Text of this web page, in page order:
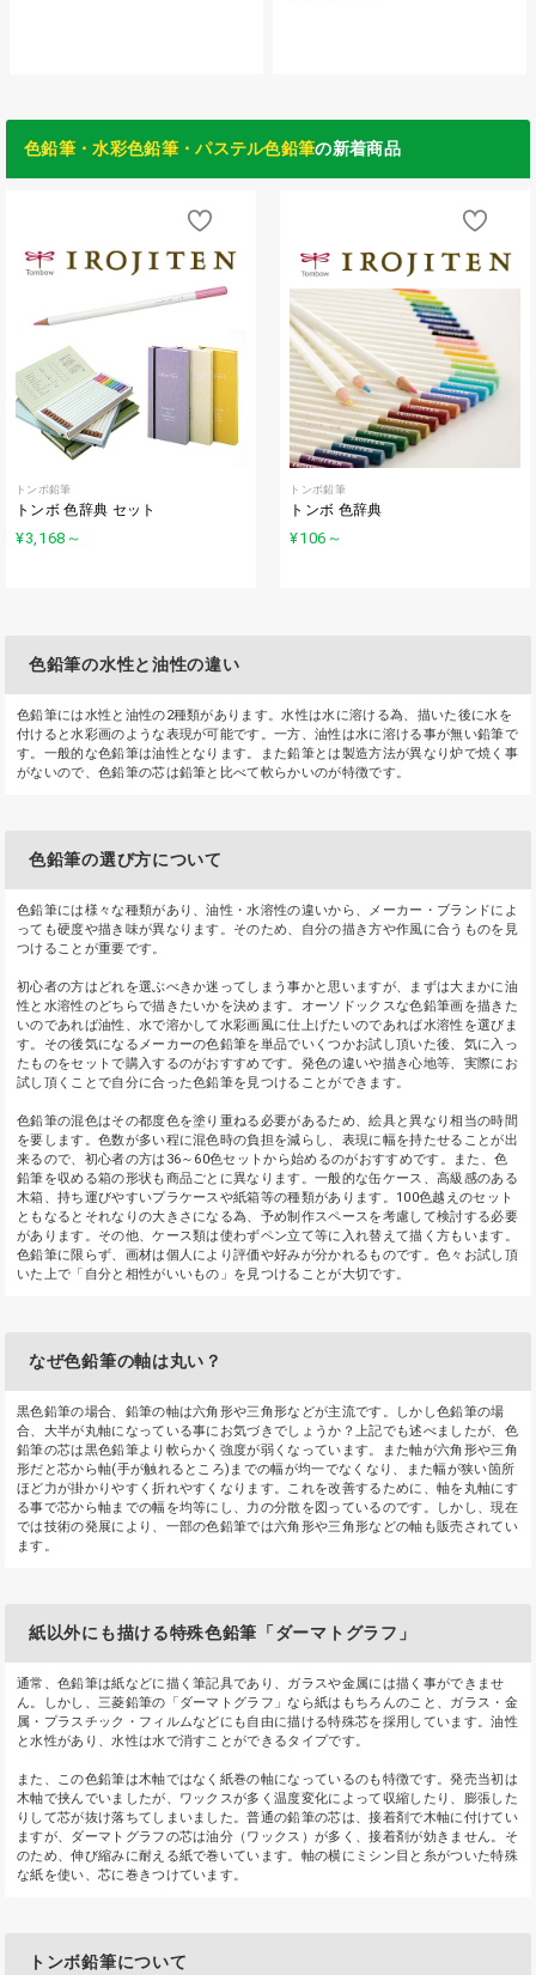
色鉛筆・水彩色鉛筆・パステル色鉛筆の新着商品
トンボ鉛筆
トンボ 色辞典 セット
¥3,168 ～
トンボ鉛筆
トンボ 色辞典
¥106 ～
色鉛筆の水性と油性の違い
色鉛筆には水性と油性の2種類があります。水性は水に溶ける為、描いた後に水を
付けると水彩画のような表現が可能です。一方、油性は水に溶ける事が無い鉛筆で
す。一般的な色鉛筆は油性となります。また鉛筆とは製造方法が異なり炉で焼く事
がないので、色鉛筆の芯は鉛筆と比べて軟らかいのが特徴です。
色鉛筆の選び方について
色鉛筆には様々な種類があり、油性・水溶性の違いから、メーカー・ブランドによ
っても硬度や描き味が異なります。そのため、自分の描き方や作風に合うものを見
つけることが重要です。
初心者の方はどれを選ぶべきか迷ってしまう事かと思いますが、まずは大まかに油
性と水溶性のどちらで描きたいかを決めます。オーソドックスな色鉛筆画を描きた
いのであれば油性、水で溶かして水彩画風に仕上げたいのであれば水溶性を選びま
す。その後気になるメーカーの色鉛筆を単品でいくつかお試し頂いた後、気に入っ
たものをセットで購入するのがおすすめです。発色の違いや描き心地等、実際にお
試し頂くことで自分に合った色鉛筆を見つけることができます。
色鉛筆の混色はその都度色を塗り重ねる必要があるため、絵具と異なり相当の時間
を要します。色数が多い程に混色時の負担を減らし、表現に幅を持たせることが出
来るので、初心者の方は36～60色セットから始めるのがおすすめです。また、色
鉛筆を収める箱の形状も商品ごとに異なります。一般的な缶ケース、高級感のある
木箱、持ち運びやすいプラケースや紙箱等の種類があります。100色越えのセット
ともなるとそれなりの大きさになる為、予め制作スペースを考慮して検討する必要
があります。その他、ケース類は使わずペン立て等に入れ替えて描く方もいます。
色鉛筆に限らず、画材は個人により評価や好みが分かれるものです。色々お試し頂
いた上で「自分と相性がいいもの」を見つけることが大切です。
なぜ色鉛筆の軸は丸い？
黒色鉛筆の場合、鉛筆の軸は六角形や三角形などが主流です。しかし色鉛筆の場
合、大半が丸軸になっている事にお気づきでしょうか？上記でも述べましたが、色
鉛筆の芯は黒色鉛筆より軟らかく強度が弱くなっています。また軸が六角形や三角
形だと芯から軸(手が触れるところ)までの幅が均一でなくなり、また幅が狭い箇所
ほど力が掛かりやすく折れやすくなります。これを改善するために、軸を丸軸にす
る事で芯から軸までの幅を均等にし、力の分散を図っているのです。しかし、現在
では技術の発展により、一部の色鉛筆では六角形や三角形などの軸も販売されてい
ます。
紙以外にも描ける特殊色鉛筆「ダーマトグラフ」
通常、色鉛筆は紙などに描く筆記具であり、ガラスや金属には描く事ができませ
ん。しかし、三菱鉛筆の「ダーマトグラフ」なら紙はもちろんのこと、ガラス・金
属・プラスチック・フィルムなどにも自由に描ける特殊芯を採用しています。油性
と水性があり、水性は水で消すことができるタイプです。
また、この色鉛筆は木軸ではなく紙巻の軸になっているのも特徴です。発売当初は
木軸で挟んでいましたが、ワックスが多く温度変化によって収縮したり、膨張した
りして芯が抜け落ちてしまいました。普通の鉛筆の芯は、接着剤で木軸に付けてい
ますが、ダーマトグラフの芯は油分（ワックス）が多く、接着剤が効きません。そ
のため、伸び縮みに耐える紙で巻いています。軸の横にミシン目と糸がついた特殊
な紙を使い、芯に巻きつけています。
トンボ鉛筆について